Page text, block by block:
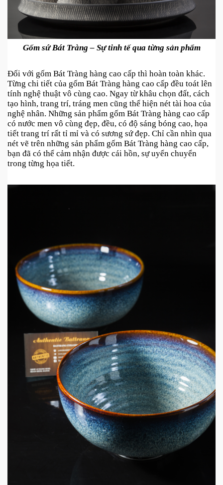
Gốm sứ Bát Tràng – Sự tinh tế qua từng sản phẩm
Đối với gốm Bát Tràng hàng cao cấp thì hoàn toàn khác.
Từng chi tiết của gốm Bát Tràng hàng cao cấp đều toát lên
tính nghệ thuật vô cùng cao. Ngay từ khâu chọn đất, cách
tạo hình, trang trí, tráng men cũng thể hiện nét tài hoa của
nghệ nhân. Những sản phẩm gốm Bát Tràng hàng cao cấp
có nước men vô cùng đẹp, đều, có độ sáng bóng cao, họa
tiết trang trí rất tỉ mỉ và có sương sứ đẹp. Chỉ cần nhìn qua
nét vẽ trên những sản phẩm gốm Bát Tràng hàng cao cấp,
bạn đã có thể cảm nhận được cái hồn, sự uyển chuyển
trong từng họa tiết.